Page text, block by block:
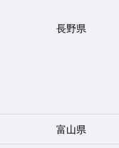
長野県
富山県